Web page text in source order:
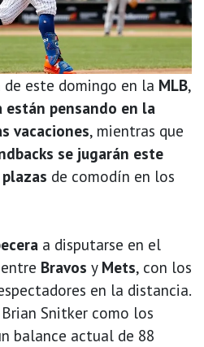
de este domingo en la MLB,
están pensando en la
vacaciones, mientras que
se jugarán este
de comodín en los
a disputarse en el
Bravos y Mets, con los
en la distancia.
Snitker como los
balance actual de 88